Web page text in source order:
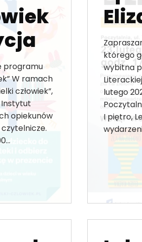
programu
W ramach
człowiek”,
opiekunów
którego
wybitna
lutego
I piętro,